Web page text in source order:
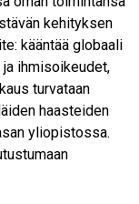
kehityksen
kääntää globaali
ihmisoikeudet,
turvataan
haasteiden
yliopistossa.